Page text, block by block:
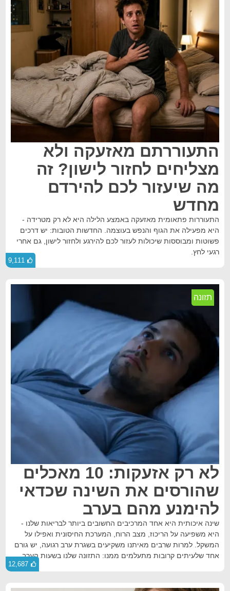
התעוררתם מאזעקה ולא
מצליחים לחזור לישון? זה
מה שיעזור לכם להירדם
מחדש
התעוררות פתאומית מאזעקה באמצע הלילה היא לא רק מטרידה -
היא מפעילה את הגוף והנפש בעוצמה. החדשות הטובות: יש דרכים
פשוטות ומבוססות שיכולות לעזור לכם להירגע ולחזור לישון, גם אחרי
רגעי לחץ.
9,111
תזונה
לא רק אזעקות: 10 מאכלים
שהורסים את השינה שכדאי
להימנע מהם בערב
שינה איכותית היא אחד המרכיבים החשובים ביותר לבריאות שלנו -
היא משפיעה על הריכוז, מצב הרוח, המערכת החיסונית ואפילו על
המשקל. למרות שרבים מאיתנו משקיעים בשגרת ערב רגועה, יש גורם
אחד שלעיתים קרובות מתעלמים ממנו: התזונה שלנו בשעות הערב.
12,687